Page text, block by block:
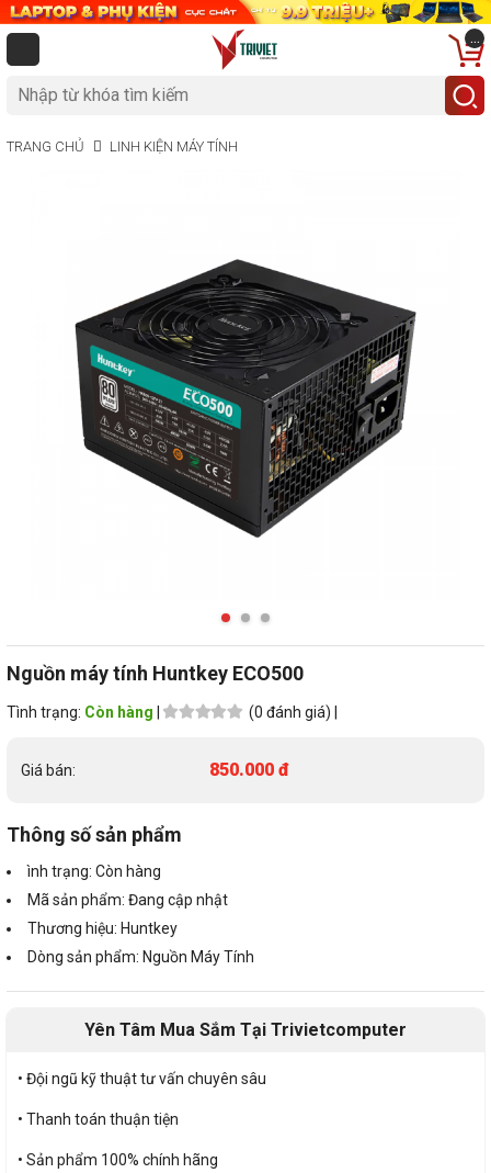
...
TRANG CHỦ LINH KIỆN MÁY TÍNH
Nguồn máy tính Huntkey ECO500
Tình trạng: Còn hàng (0 đánh giá) |
Giá bán: 850.000 đ
Thông số sản phẩm
ình trạng: Còn hàng
Mã sản phẩm: Đang cập nhật
Thương hiệu: Huntkey
Dòng sản phẩm: Nguồn Máy Tính
Yên Tâm Mua Sắm Tại Trivietcomputer
• Đội ngũ kỹ thuật tư vấn chuyên sâu
• Thanh toán thuận tiện
• Sản phẩm 100% chính hãng